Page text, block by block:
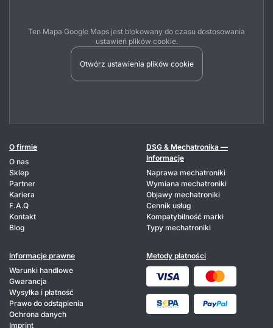
Ten Mapa Google Maps jest blokowany do czasu dostosowania
ustawień plików cookie.
Otwórz ustawienia plików cookie
O firmie
O nas
Sklep
Partner
Kariera
F.A.Q
Kontakt
Blog
DSG & Mechatronika —
Informacje
Naprawa mechatroniki
Wymiana mechatroniki
Objawy mechatroniki
Cennik usług
Kompatybilność marki
Typy mechatroniki
Informacje prawne
Warunki handlowe
Gwarancja
Wysyłka i płatność
Prawo do odstąpienia
Ochrona danych
Imprint
Metody płatności